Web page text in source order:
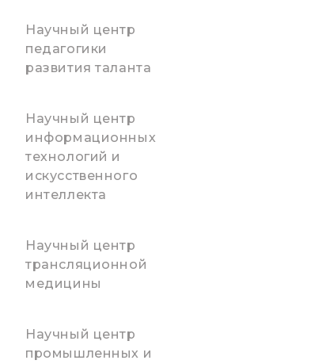
Научный центр
педагогики
развития таланта
Научный центр
информационных
технологий и
искусственного
интеллекта
Научный центр
трансляционной
медицины
Научный центр
промышленных и